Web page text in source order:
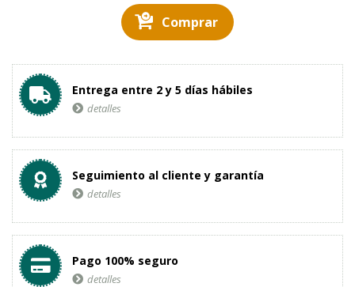
Comprar
Entrega entre 2 y 5 días hábiles
detalles
Seguimiento al cliente y garantía
detalles
Pago 100% seguro
detalles